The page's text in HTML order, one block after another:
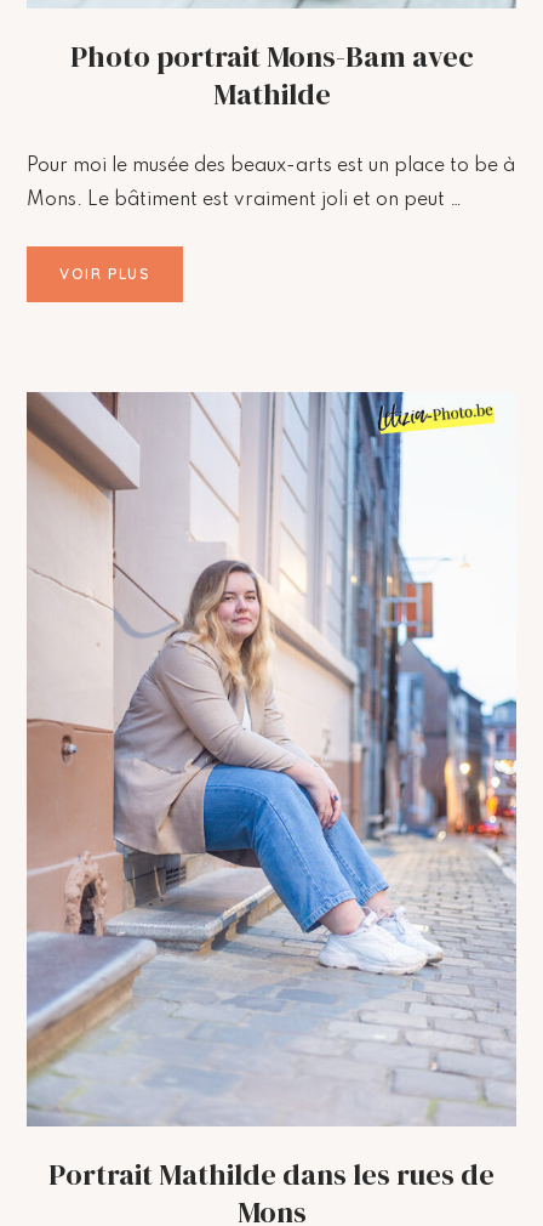
Photo portrait Mons-Bam avec
Mathilde
Pour moi le musée des beaux-arts est un place to be à
Mons. Le bâtiment est vraiment joli et on peut …
VOIR PLUS
Portrait Mathilde dans les rues de
Mons